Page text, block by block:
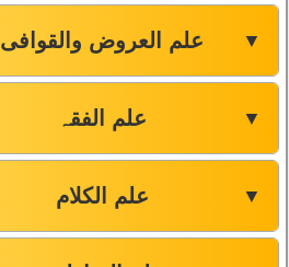
علم العروض والقوافی ▼
علم الفقہ ▼
علم الکلام ▼